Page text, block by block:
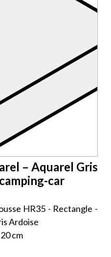
– Aquarel Gris
car
HR35 - Rectangle -
Ardoise
cm